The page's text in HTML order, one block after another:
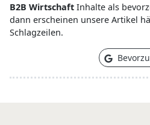
B2B Wirtschaft Inhalte als
dann erscheinen unsere Artikel
Schlagzeilen.